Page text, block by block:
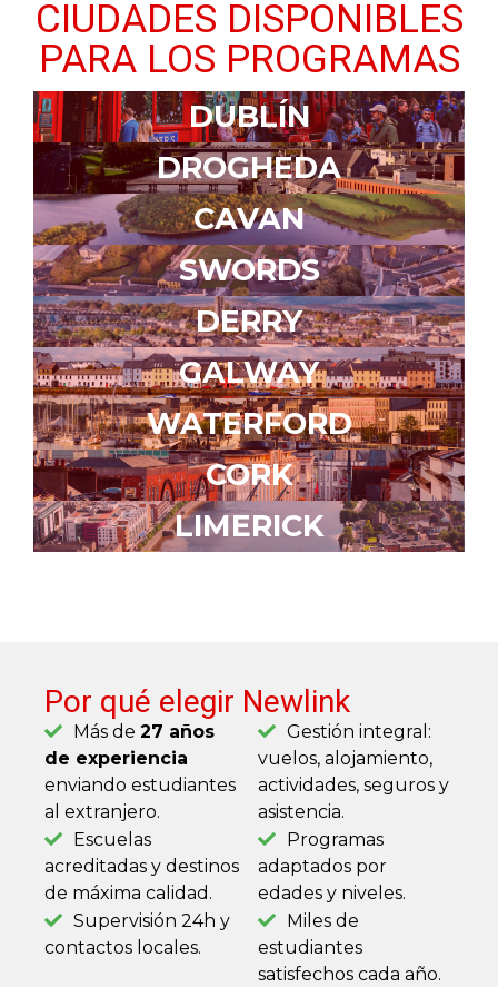
CIUDADES DISPONIBLES
PARA LOS PROGRAMAS
DUBLÍN
DROGHEDA
CAVAN
SWORDS
DERRY
GALWAY
WATERFORD
CORK
LIMERICK
Por qué elegir Newlink
Más de 27 años
de experiencia
enviando estudiantes
al extranjero.
Escuelas
acreditadas y destinos
de máxima calidad.
Supervisión 24h y
contactos locales.
Gestión integral:
vuelos, alojamiento,
actividades, seguros y
asistencia.
Programas
adaptados por
edades y niveles.
Miles de
estudiantes
satisfechos cada año.